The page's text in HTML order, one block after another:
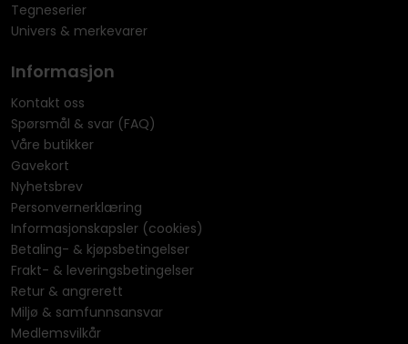
Tegneserier
Univers & merkevarer
Informasjon
Kontakt oss
Spørsmål & svar (FAQ)
Våre butikker
Gavekort
Nyhetsbrev
Personvernerklæring
Informasjonskapsler (cookies)
Betaling- & kjøpsbetingelser
Frakt- & leveringsbetingelser
Retur & angrerett
Miljø & samfunnsansvar
Medlemsvilkår